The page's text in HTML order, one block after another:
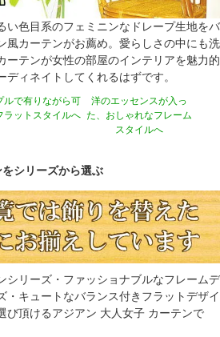
い色目系のフェミニンなドレープ生地をバ
風カーテンがお薦め。愛らしさの中にも洗
ーテンが女性の部屋のインテリアを魅力的
ィネイトしてくれるはずです。
ルで有りながら可
ラットスタイルへ
洋のエッセンスが入っ
た、おしゃれなフレーム
スタイルへ
シリーズから選ぶ
シリーズ・ファッショナブルなフレームデ
・キュートなバランス付きフラットデザイ
び頂けるアジアン 大人女子 カーテンで